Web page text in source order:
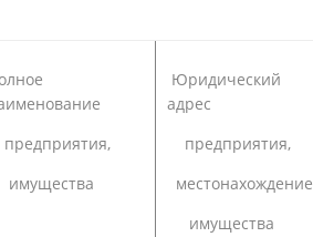
Юридический
адрес
предприятия,
местонахождение
имущества